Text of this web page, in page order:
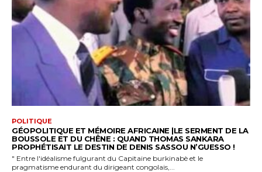
POLITIQUE
GÉOPOLITIQUE ET MÉMOIRE AFRICAINE |LE SERMENT DE LA
BOUSSOLE ET DU CHÊNE : QUAND THOMAS SANKARA
PROPHÉTISAIT LE DESTIN DE DENIS SASSOU N’GUESSO !
" Entre l'idéalisme fulgurant du Capitaine burkinabè et le
pragmatisme endurant du dirigeant congolais,...